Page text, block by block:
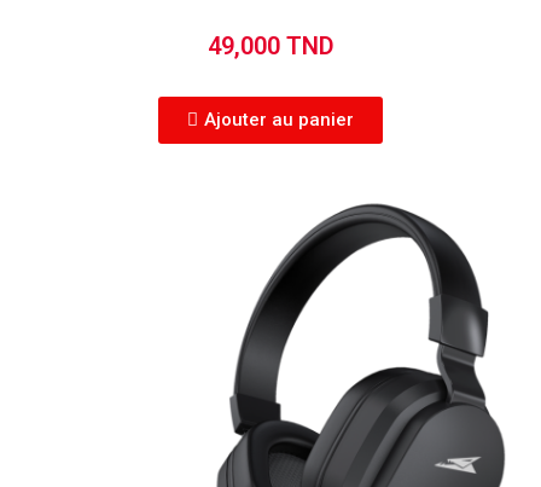
49,000 TND
Ajouter au panier